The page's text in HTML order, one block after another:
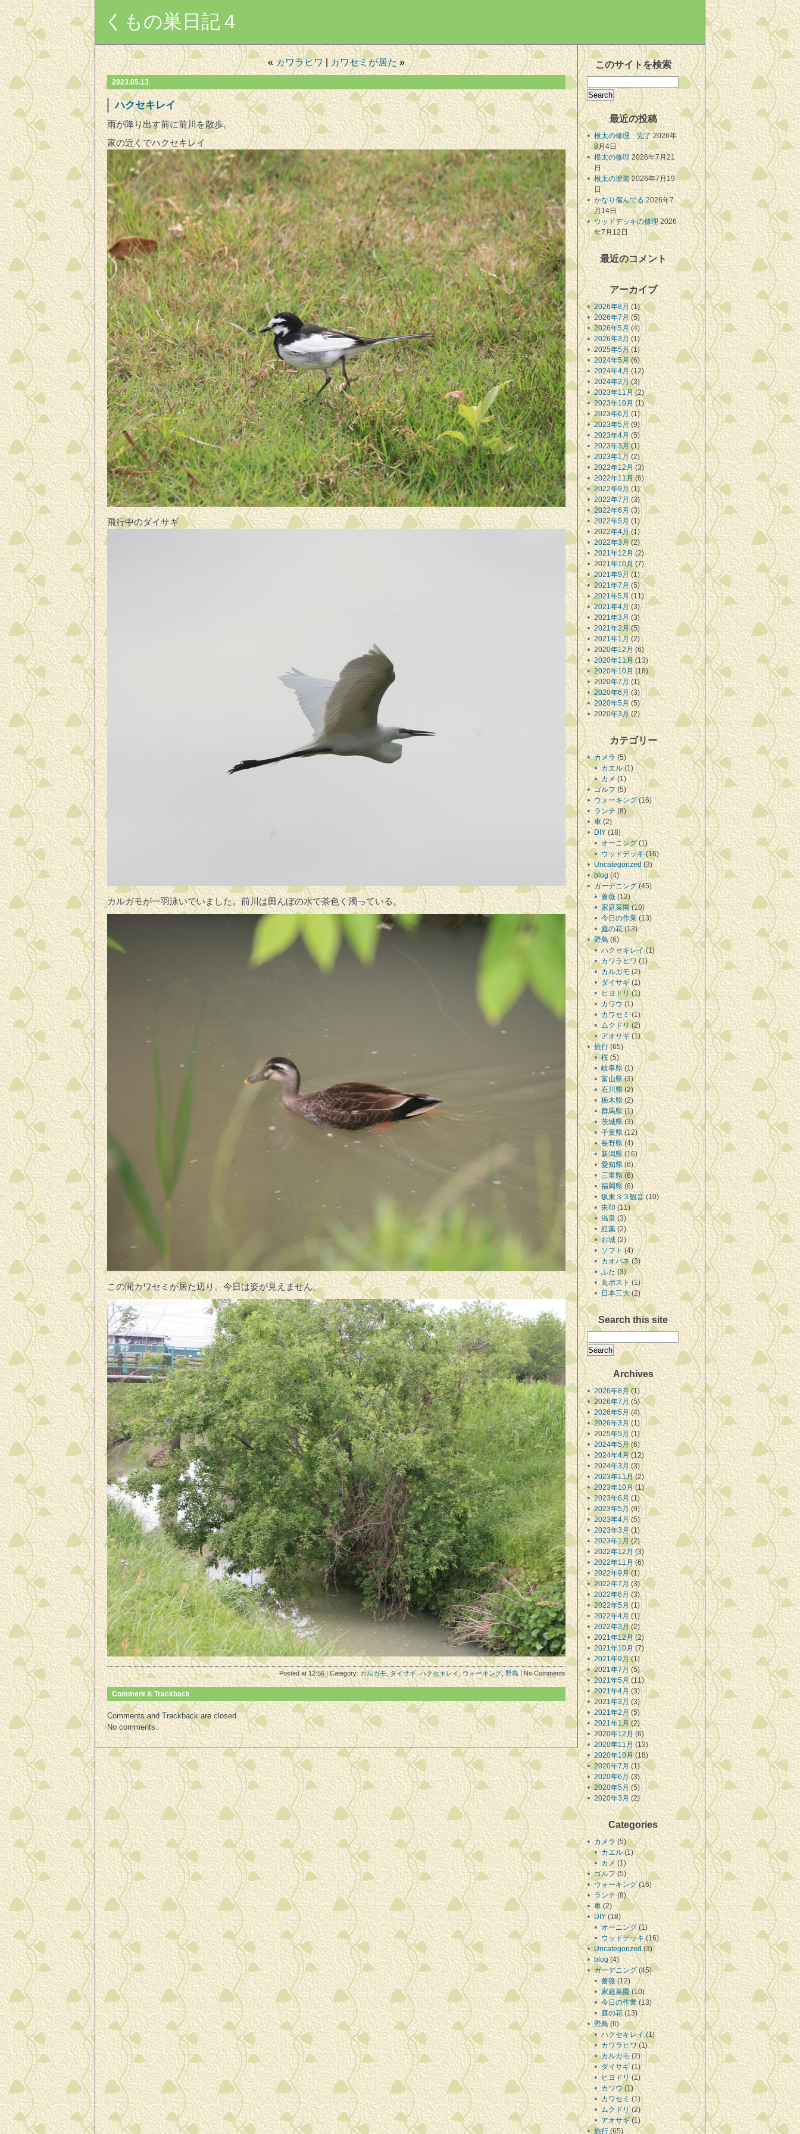
くもの巣日記４
«カワラヒワ|カワセミが居た»
2023.05.13
ハクセキレイ
雨が降り出す前に前川を散歩。
家の近くでハクセキレイ
飛行中のダイサギ
カルガモが一羽泳いでいました。前川は田んぼの水で茶色く濁っている。
この間カワセミが居た辺り。今日は姿が見えません。
Posted at 12:56 | Category:カルガモ ,ダイサギ,ハクセキレイ ,ウォーキング, 野鳥| No Comments
Comment & Trackback
Comments and Trackback are closed.
No comments.
このサイトを検索
最近の投稿
根太の修理 完了 2026年
8月4日
根太の修理 2026年7月21
日
根太の塗装 2026年7月19
日
かなり傷んでる 2026年7
月14日
ウッドデッキの修理 2026
年7月12日
最近のコメント
アーカイブ
2026年8月 (1)
2026年7月 (5)
2026年5月 (4)
2026年3月 (1)
2025年5月(1)
2024年5月(6)
2024年4月 (12)
2024年3月(3)
2023年11月(2)
2023年10月 (1)
2023年6月 (1)
2023年5月(9)
2023年4月 (5)
2023年3月 (1)
2023年1月 (2)
2022年12月(3)
2022年11月 (6)
2022年9月 (1)
2022年7月 (3)
2022年6月 (3)
2022年5月 (1)
2022年4月(1)
2022年3月(2)
2021年12月(2)
2021年10月(7)
2021年9月(1)
2021年7月(5)
2021年5月 (11)
2021年4月(3)
2021年3月 (3)
2021年2月 (5)
2021年1月 (2)
2020年12月(6)
2020年11月 (13)
2020年10月 (18)
2020年7月 (1)
2020年6月 (3)
2020年5月 (5)
2020年3月(2)
カテゴリー
カメラ(5)
カエル(1)
カメ (1)
ゴルフ(5)
ウォーキング(16)
ランチ(8)
車 (2)
DIY(18)
オーニング(1)
ウッドデッキ (16)
Uncategorized(3)
blog (4)
ガーデニング(45)
薔薇(12)
家庭菜園(10)
今日の作業(13)
庭の花(13)
野鳥(6)
ハクセキレイ(1)
カワラヒワ(1)
カルガモ(2)
ダイサギ(1)
ヒヨドリ (1)
カワウ(1)
カワセミ(1)
ムクドリ (2)
アオサギ (1)
旅行(65)
桜(5)
岐阜県 (1)
富山県(3)
石川県(2)
栃木県(2)
群馬県(1)
茨城県 (3)
千葉県(12)
長野県(4)
新潟県 (16)
愛知県(6)
三重県 (6)
福岡県(6)
坂東３３観音(10)
朱印 (11)
温泉 (3)
紅葉(2)
お城 (2)
ソフト (4)
カオパネ(3)
ふた(3)
丸ポスト (1)
日本三大(2)
Search this site
Archives
2026年8月(1)
2026年7月 (5)
2026年5月(4)
2026年3月(1)
2025年5月 (1)
2024年5月(6)
2024年4月(12)
2024年3月 (3)
2023年11月(2)
2023年10月(1)
2023年6月(1)
2023年5月 (9)
2023年4月(5)
2023年3月(1)
2023年1月 (2)
2022年12月 (3)
2022年11月 (6)
2022年9月(1)
2022年7月 (3)
2022年6月(3)
2022年5月(1)
2022年4月 (1)
2022年3月(2)
2021年12月(2)
2021年10月(7)
2021年9月(1)
2021年7月(5)
2021年5月(11)
2021年4月 (3)
2021年3月(3)
2021年2月(5)
2021年1月 (2)
2020年12月 (6)
2020年11月 (13)
2020年10月(18)
2020年7月 (1)
2020年6月(3)
2020年5月(5)
2020年3月 (2)
Categories
カメラ(5)
カエル (1)
カメ(1)
ゴルフ (5)
ウォーキング(16)
ランチ(8)
車 (2)
DIY (18)
オーニング(1)
ウッドデッキ(16)
Uncategorized(3)
blog(4)
ガーデニング(45)
薔薇 (12)
家庭菜園(10)
今日の作業 (13)
庭の花 (13)
野鳥(6)
ハクセキレイ(1)
カワラヒワ(1)
カルガモ (2)
ダイサギ(1)
ヒヨドリ(1)
カワウ (1)
カワセミ (1)
ムクドリ(2)
アオサギ(1)
旅行 (65)